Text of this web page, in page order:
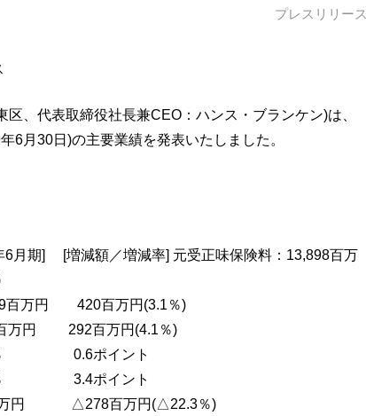
プレスリリース
、代表取締役社長兼CEO：ハンス・ブランケン)は、
6月30日)の主要業績を発表いたしました。
額／増減率] 元受正味保険料：13,898百万
百万円 420百万円(3.1％)
万円 292百万円(4.1％)
0.6ポイント
3.4ポイント
万円 △278百万円(△22.3％)